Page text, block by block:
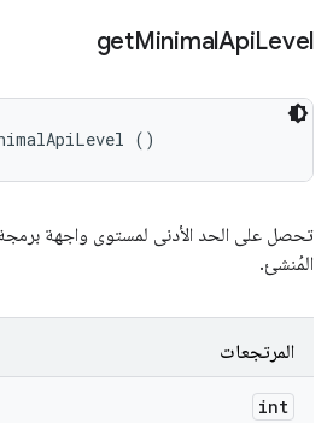
getMinimalApiLevel
()
تحصل على الحد الأدنى لمستوى واجهة برمجة
المُنشئ.
المرتجعات
int